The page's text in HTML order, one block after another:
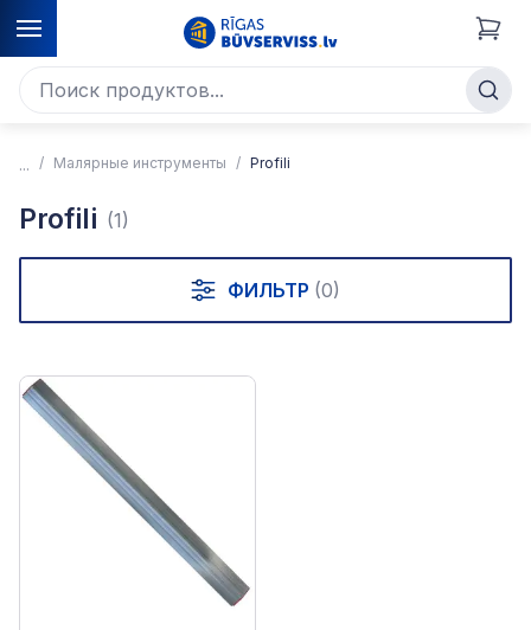
Малярные инструменты Profili
Profili (1)
ФИЛЬТР (0)